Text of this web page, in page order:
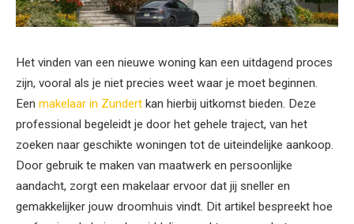
Het vinden van een nieuwe woning kan een uitdagend proces
zijn, vooral als je niet precies weet waar je moet beginnen.
Een makelaar in Zundert kan hierbij uitkomst bieden. Deze
professional begeleidt je door het gehele traject, van het
zoeken naar geschikte woningen tot de uiteindelijke aankoop.
Door gebruik te maken van maatwerk en persoonlijke
aandacht, zorgt een makelaar ervoor dat jij sneller en
gemakkelijker jouw droomhuis vindt. Dit artikel bespreekt hoe